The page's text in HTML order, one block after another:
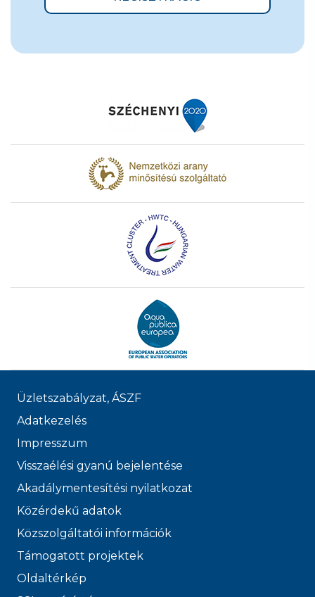
Üzletszabályzat, ÁSZF
Adatkezelés
Impresszum
Visszaélési gyanú bejelentése
Akadálymentesítési nyilatkozat
Közérdekű adatok
Közszolgáltatói információk
Támogatott projektek
Oldaltérkép